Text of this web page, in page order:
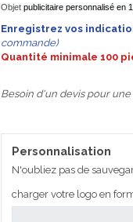
Objet publicitaire personnalisé en
Enregistrez vos
commande)
Quantité minimale 100
Besoin d'un devis pour
Personnalisation
N'oubliez pas de
charger votre logo en